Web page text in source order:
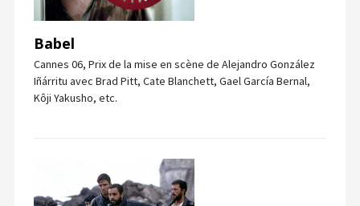
Babel
Cannes 06, Prix de la mise en scène de Alejandro González
Iñárritu avec Brad Pitt, Cate Blanchett, Gael García Bernal,
Kôji Yakusho, etc.